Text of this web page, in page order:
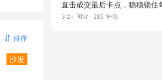
排序
沙发
直击成交最后卡点，稳稳锁住
单！
3.2k 阅读 285 评论